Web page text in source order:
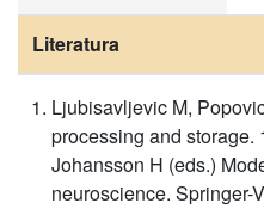
Literatura
Ljubisavljevic M,
processing and storage.
Johansson H (eds.)
neuroscience. Springer-